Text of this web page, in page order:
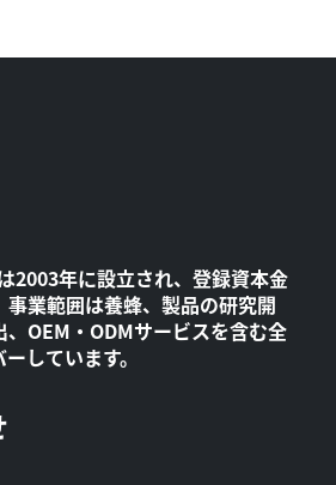
2003年に設立され、登録資本金
事業範囲は養蜂、製品の研究開
OEM・ODMサービスを含む全
しています。